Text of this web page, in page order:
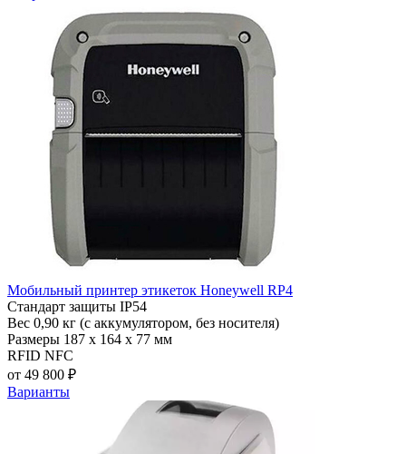
Мобильный принтер этикеток Honeywell RP4
Стандарт защиты IP54
Вес 0,90 кг (с аккумулятором, без носителя)
Размеры 187 x 164 x 77 мм
RFID NFC
от 49 800 ₽
Варианты